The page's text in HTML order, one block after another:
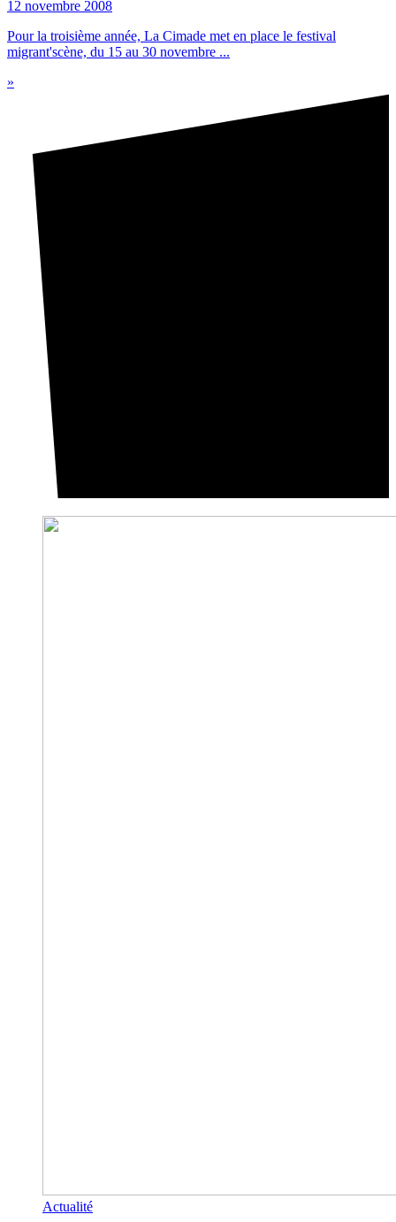
12 novembre 2008
Pour la troisième année, La Cimade met en place le festival
migrant'scène, du 15 au 30 novembre ...
»
Actualité